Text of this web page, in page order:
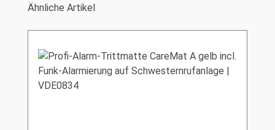
Produktgalerie überspringen
Ähnliche Artikel